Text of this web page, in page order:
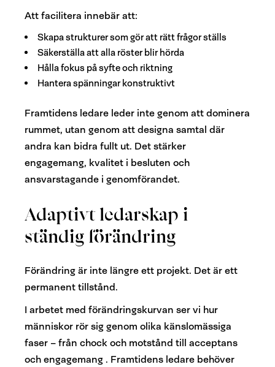
Att facilitera innebär att:
Skapa strukturer som gör att rätt frågor ställs
Säkerställa att alla röster blir hörda
Hålla fokus på syfte och riktning
Hantera spänningar konstruktivt
Framtidens ledare leder inte genom att dominera
rummet, utan genom att designa samtal där
andra kan bidra fullt ut. Det stärker
engagemang, kvalitet i besluten och
ansvarstagande i genomförandet.
Adaptivt ledarskap i
ständig förändring
Förändring är inte längre ett projekt. Det är ett
permanent tillstånd.
I arbetet med förändringskurvan ser vi hur
människor rör sig genom olika känslomässiga
faser – från chock och motstånd till acceptans
och engagemang . Framtidens ledare behöver